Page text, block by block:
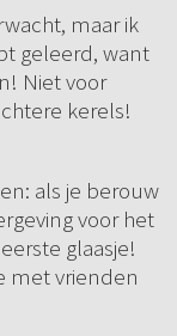
maar ik
geleerd, want
Niet voor
kerels!
als je berouw
voor het
glaasje!
met vrienden